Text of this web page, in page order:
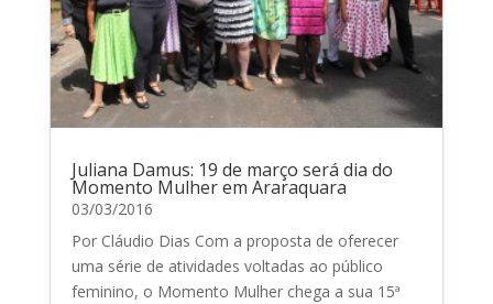
Juliana Damus: 19 de março será dia do
Momento Mulher em Araraquara
03/03/2016
Por Cláudio Dias Com a proposta de oferecer
uma série de atividades voltadas ao público
feminino, o Momento Mulher chega a sua 15ª